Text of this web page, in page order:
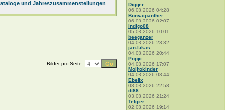
und Jahreszusammenstellungen
Bilder pro Seite:
Digger
06.08.2026 04:28
Bonsaipanther
06.08.2026 02:07
indigo08
05.08.2026 10:01
beeganzer
04.08.2026 23:32
jan-lukas
04.08.2026 20:44
Poppi
04.08.2026 17:07
Mojitokinder
04.08.2026 03:44
Ebelix
03.08.2026 22:58
dt88
03.08.2026 21:24
Telgter
02.08.2026 19:14